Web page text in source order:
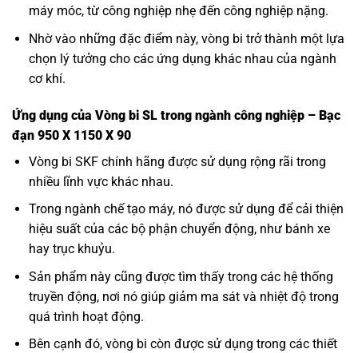
máy móc, từ công nghiệp nhẹ đến công nghiệp nặng.
Nhờ vào những đặc điểm này, vòng bi trở thành một lựa
chọn lý tưởng cho các ứng dụng khác nhau của ngành
cơ khí.
Ứng dụng của Vòng bi SL trong ngành công nghiệp – Bạc
đạn 950 X 1150 X 90
Vòng bi SKFchính hãng được sử dụng rộng rãi trong
nhiều lĩnh vực khác nhau.
Trong ngành chế tạo máy, nó được sử dụng để cải thiện
hiệu suất của các bộ phận chuyển động, như bánh xe
hay trục khuỷu.
Sản phẩm này cũng được tìm thấy trong các hệ thống
truyền động, nơi nó giúp giảm ma sát và nhiệt độ trong
quá trình hoạt động.
Bên cạnh đó, vòng bi còn được sử dụng trong các thiết